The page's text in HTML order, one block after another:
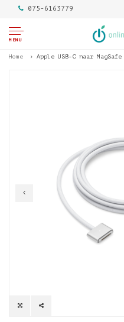
075-6163779
MENU
Home Apple USB-C naar